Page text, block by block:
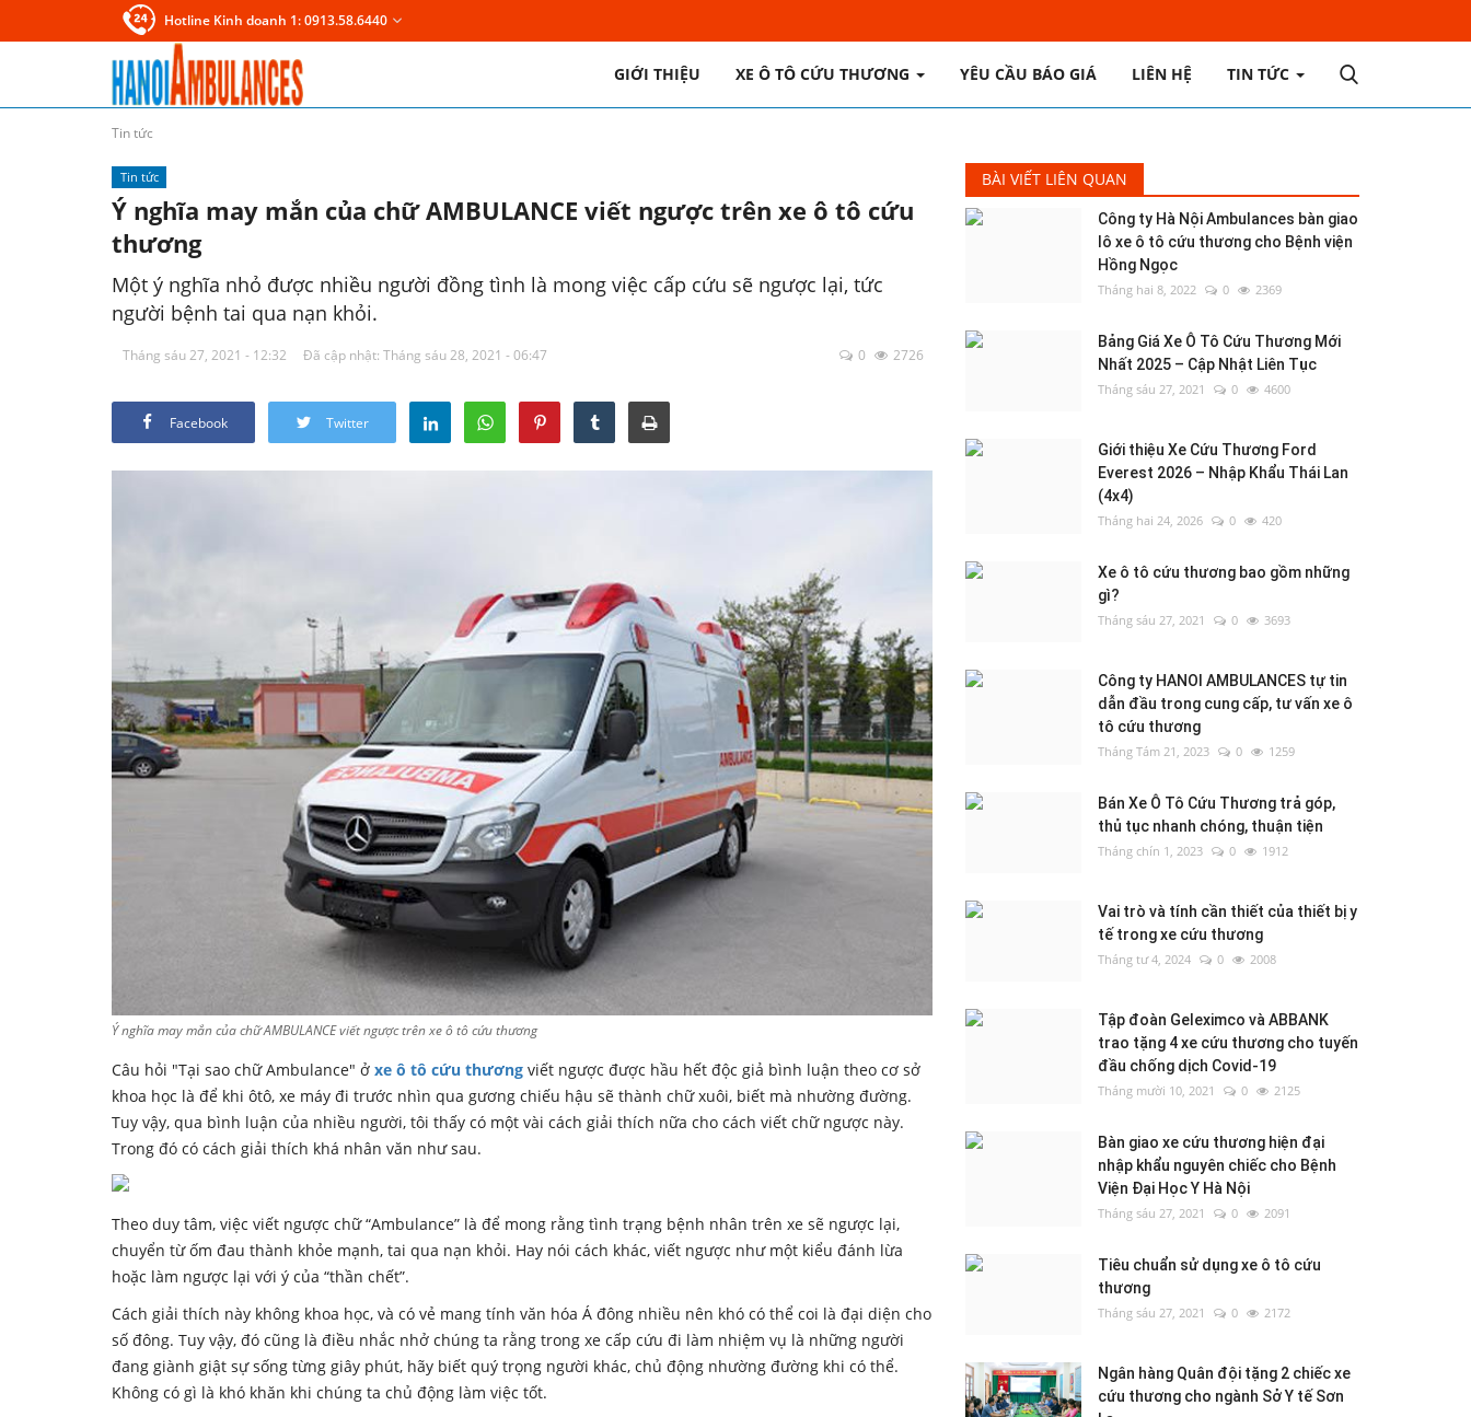
Hotline Kinh doanh 1: 0913.58.6440
GIỚI THIỆU XE Ô TÔ CỨU THƯƠNG YÊU CẦU BÁO GIÁ LIÊN HỆ TIN TỨC
Tin tức
Tin tức
Ý nghĩa may mắn của chữ AMBULANCE viết ngược trên xe ô tô cứu
thương
Một ý nghĩa nhỏ được nhiều người đồng tình là mong việc cấp cứu sẽ ngược lại, tức
người bệnh tai qua nạn khỏi.
Tháng sáu 27, 2021 - 12:32 Đã cập nhật: Tháng sáu 28, 2021 - 06:47 0 2726
Facebook Twitter
Ý nghĩa may mắn của chữ AMBULANCE viết ngược trên xe ô tô cứu thương
Câu hỏi "Tại sao chữ Ambulance" ở xe ô tô cứu thương viết ngược được hầu hết độc giả bình luận theo cơ sở
khoa học là để khi ôtô, xe máy đi trước nhìn qua gương chiếu hậu sẽ thành chữ xuôi, biết mà nhường đường.
Tuy vậy, qua bình luận của nhiều người, tôi thấy có một vài cách giải thích nữa cho cách viết chữ ngược này.
Trong đó có cách giải thích khá nhân văn như sau.
Theo duy tâm, việc viết ngược chữ “Ambulance” là để mong rằng tình trạng bệnh nhân trên xe sẽ ngược lại,
chuyển từ ốm đau thành khỏe mạnh, tai qua nạn khỏi. Hay nói cách khác, viết ngược như một kiểu đánh lừa
hoặc làm ngược lại với ý của “thần chết”.
Cách giải thích này không khoa học, và có vẻ mang tính văn hóa Á đông nhiều nên khó có thể coi là đại diện cho
số đông. Tuy vậy, đó cũng là điều nhắc nhở chúng ta rằng trong xe cấp cứu đi làm nhiệm vụ là những người
đang giành giật sự sống từng giây phút, hãy biết quý trọng người khác, chủ động nhường đường khi có thể.
Không có gì là khó khăn khi chúng ta chủ động làm việc tốt.
BÀI VIẾT LIÊN QUAN
Công ty Hà Nội Ambulances bàn giao
lô xe ô tô cứu thương cho Bệnh viện
Hồng Ngọc
Tháng hai 8, 2022 0 2369
Bảng Giá Xe Ô Tô Cứu Thương Mới
Nhất 2025 – Cập Nhật Liên Tục
Tháng sáu 27, 2021 0 4600
Giới thiệu Xe Cứu Thương Ford
Everest 2026 – Nhập Khẩu Thái Lan
(4x4)
Tháng hai 24, 2026 0 420
Xe ô tô cứu thương bao gồm những
gì?
Tháng sáu 27, 2021 0 3693
Công ty HANOI AMBULANCES tự tin
dẫn đầu trong cung cấp, tư vấn xe ô
tô cứu thương
Tháng Tám 21, 2023 0 1259
Bán Xe Ô Tô Cứu Thương trả góp,
thủ tục nhanh chóng, thuận tiện
Tháng chín 1, 2023 0 1912
Vai trò và tính cần thiết của thiết bị y
tế trong xe cứu thương
Tháng tư 4, 2024 0 2008
Tập đoàn Geleximco và ABBANK
trao tặng 4 xe cứu thương cho tuyến
đầu chống dịch Covid-19
Tháng mười 10, 2021 0 2125
Bàn giao xe cứu thương hiện đại
nhập khẩu nguyên chiếc cho Bệnh
Viện Đại Học Y Hà Nội
Tháng sáu 27, 2021 0 2091
Tiêu chuẩn sử dụng xe ô tô cứu
thương
Tháng sáu 27, 2021 0 2172
Ngân hàng Quân đội tặng 2 chiếc xe
cứu thương cho ngành Sở Y tế Sơn